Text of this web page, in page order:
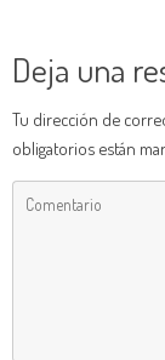
Deja una
Tu dirección de
obligatorios están